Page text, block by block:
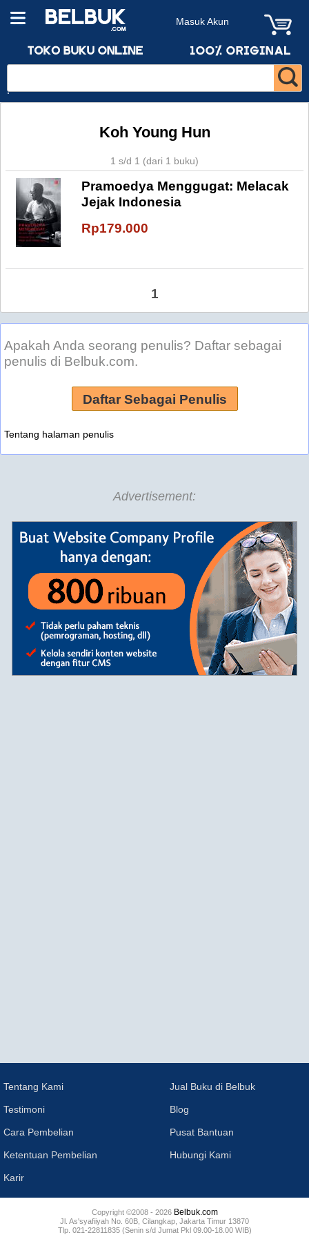
Masuk Akun
Koh Young Hun
1 s/d 1 (dari 1 buku)
Pramoedya Menggugat: Melacak
Jejak Indonesia
Rp179.000
1
Apakah Anda seorang penulis? Daftar sebagai
penulis di Belbuk.com.
Daftar Sebagai Penulis
Tentang halaman penulis
Advertisement:
Tentang Kami
Testimoni
Cara Pembelian
Ketentuan Pembelian
Karir
Jual Buku di Belbuk
Blog
Pusat Bantuan
Hubungi Kami
Copyright ©2008 - 2026 Belbuk.com
Jl. As'syafiiyah No. 60B, Cilangkap, Jakarta Timur 13870
Tlp. 021-22811835 (Senin s/d Jumat Pkl 09.00-18.00 WIB)